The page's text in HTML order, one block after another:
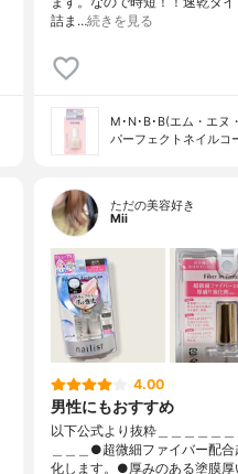
詰ま…続きを見る
M･N･B･B(エム・エヌ
パーフェクトネイルコ
ただの美容好き
Mii
4.00
男性にもおすすめ
以下公式より抜粋＿＿＿＿＿
＿＿＿●超微細ファイバー配
化します。●厚みのある塗膜厚